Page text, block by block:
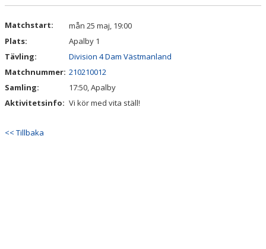
Matchstart:
mån 25 maj, 19:00
Plats:
Apalby 1
Tävling:
Division 4 Dam Västmanland
Matchnummer: 210210012
Samling:
17:50, Apalby
Aktivitetsinfo: Vi kör med vita ställ!
<< Tillbaka